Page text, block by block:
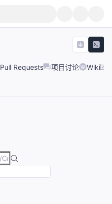
Pull Requests 项目讨论 Wiki